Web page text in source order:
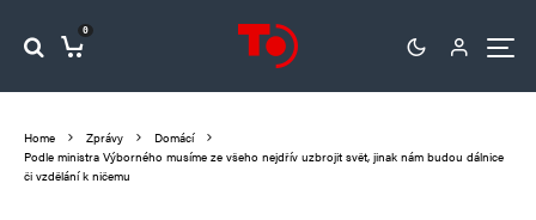
0
Home Zprávy
Domácí
Podle ministra Výborného musíme ze všeho nejdřív uzbrojit svět, jinak nám budou dálnice
či vzdělání k ničemu